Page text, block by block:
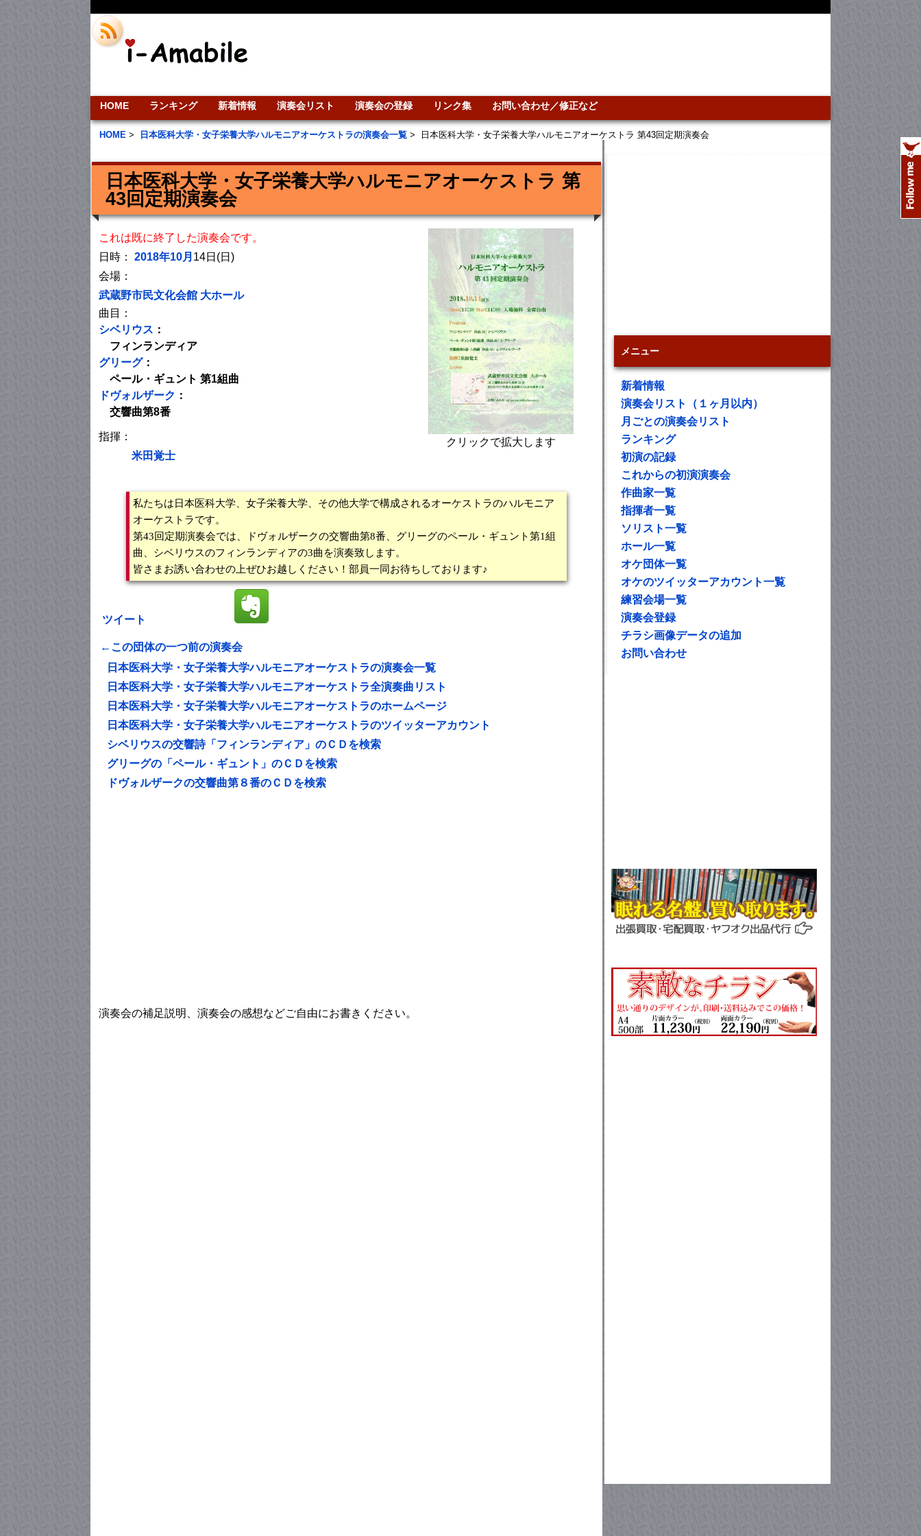
HOME ランキング 新着情報 演奏会リスト 演奏会の登録 リンク集 お問い合わせ／修正など
HOME > 日本医科大学・女子栄養大学ハルモニアオーケストラの演奏会一覧 > 日本医科大学・女子栄養大学ハルモニアオーケストラ 第43回定期演奏会
日本医科大学・女子栄養大学ハルモニアオーケストラ 第
43回定期演奏会
クリックで拡大します
これは既に終了した演奏会です。
日時： 2018年10月 14日(日)
会場：
武蔵野市民文化会館 大ホール
曲目：
シベリウス ：
フィンランディア
グリーグ：
ペール・ギュント 第1組曲
ドヴォルザーク ：
交響曲第8番
指揮：
米田覚士
私たちは日本医科大学、女子栄養大学、その他大学で構成されるオーケストラのハルモニア
オーケストラです。
第43回定期演奏会では、ドヴォルザークの交響曲第8番、グリーグのペール・ギュント第1組
曲、シベリウスのフィンランディアの3曲を演奏致します。
皆さまお誘い合わせの上ぜひお越しください！部員一同お待ちしております♪
ツイート
←この団体の一つ前の演奏会
日本医科大学・女子栄養大学ハルモニアオーケストラの演奏会一覧
日本医科大学・女子栄養大学ハルモニアオーケストラ全演奏曲リスト
日本医科大学・女子栄養大学ハルモニアオーケストラのホームページ
日本医科大学・女子栄養大学ハルモニアオーケストラのツイッターアカウント
シベリウスの交響詩「フィンランディア」のＣＤを検索
グリーグの「ペール・ギュント」のＣＤを検索
ドヴォルザークの交響曲第８番のＣＤを検索
演奏会の補足説明、演奏会の感想などご自由にお書きください。
メニュー
新着情報
演奏会リスト（１ヶ月以内）
月ごとの演奏会リスト
ランキング
初演の記録
これからの初演演奏会
作曲家一覧
指揮者一覧
ソリスト一覧
ホール一覧
オケ団体一覧
オケのツイッターアカウント一覧
練習会場一覧
演奏会登録
チラシ画像データの追加
お問い合わせ